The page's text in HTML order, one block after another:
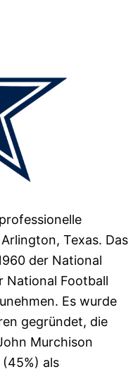
Texas. Das
der National
National Football
Es wurde
gegründet, die
Murchison
als